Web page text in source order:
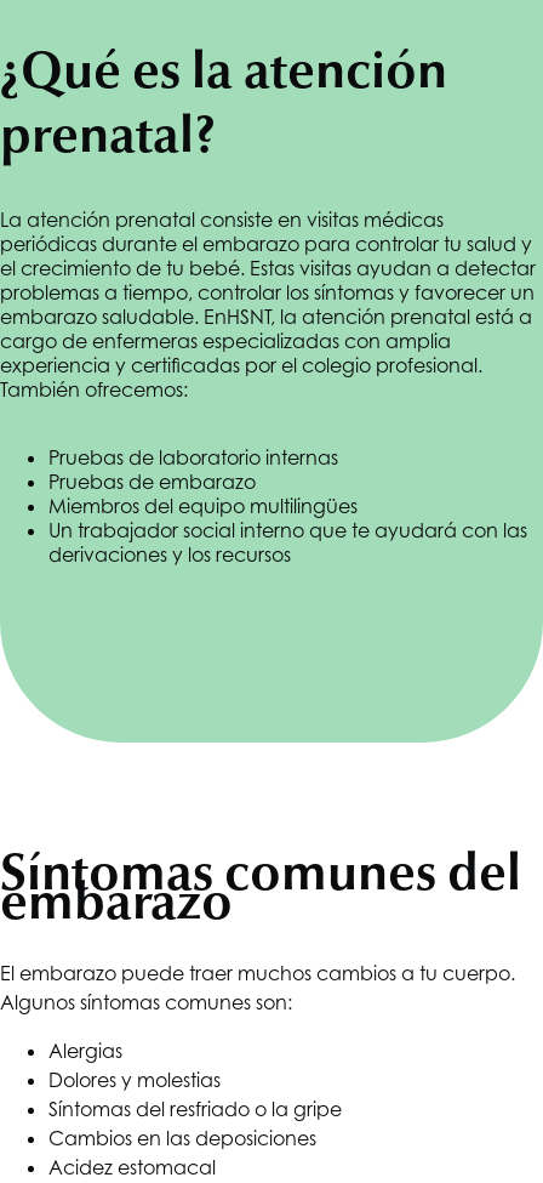
¿Qué es la atención
prenatal?
La atención prenatal consiste en visitas médicas
periódicas durante el embarazo para controlar tu salud y
el crecimiento de tu bebé. Estas visitas ayudan a detectar
problemas a tiempo, controlar los síntomas y favorecer un
embarazo saludable. EnHSNT, la atención prenatal está a
cargo de enfermeras especializadas con amplia
experiencia y certificadas por el colegio profesional.
También ofrecemos:
Pruebas de laboratorio internas
Pruebas de embarazo
Miembros del equipo multilingües
Un trabajador social interno que te ayudará con las
derivaciones y los recursos
Síntomas comunes del
embarazo
El embarazo puede traer muchos cambios a tu cuerpo.
Algunos síntomas comunes son:
Alergias
Dolores y molestias
Síntomas del resfriado o la gripe
Cambios en las deposiciones
Acidez estomacal